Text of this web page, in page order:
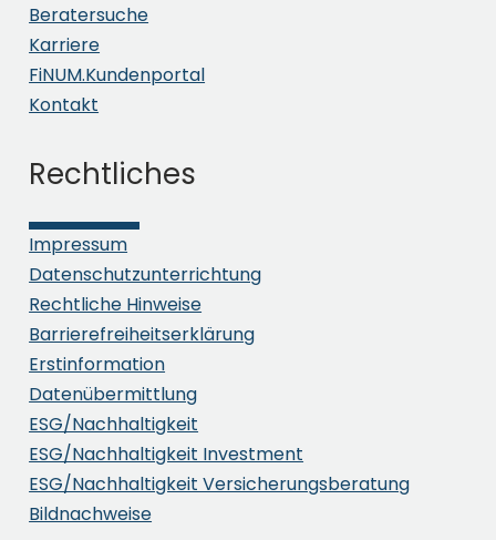
Beratersuche
Karriere
FiNUM.Kundenportal
Kontakt
Rechtliches
Impressum
Datenschutzunterrichtung
Rechtliche Hinweise
Barrierefreiheitserklärung
Erstinformation
Datenübermittlung
ESG/Nachhaltigkeit
ESG/Nachhaltigkeit Investment
ESG/Nachhaltigkeit Versicherungsberatung
Bildnachweise
Absenden